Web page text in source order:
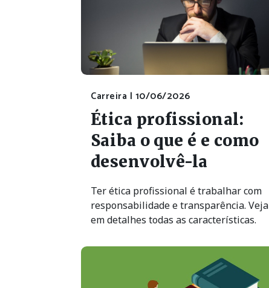
Carreira | 10/06/2026
Ética profissional:
Saiba o que é e como
desenvolvê-la
Ter ética profissional é trabalhar com
responsabilidade e transparência. Veja
em detalhes todas as características.